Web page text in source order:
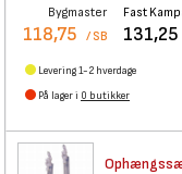
Bygmaster
118,75 / SB
Fast
131,25
Levering 1-2 hverdage
På lager i 0 butikker